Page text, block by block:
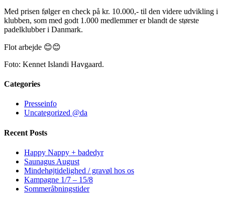
Med prisen følger en check på kr. 10.000,- til den videre udvikling i
klubben, som med godt 1.000 medlemmer er blandt de største
padelklubber i Danmark.
Flot arbejde 😊😊
Foto: Kennet Islandi Havgaard.
Categories
Presseinfo
Uncategorized @da
Recent Posts
Happy Nappy + badedyr
Saunagus August
Mindehøjtidelighed / gravøl hos os
Kampagne 1/7 – 15/8
Sommeråbningstider